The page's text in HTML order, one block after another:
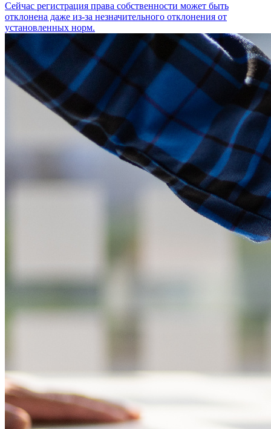
Сейчас регистрация права собственности может быть
отклонена даже из-за незначительного отклонения от
установленных норм.